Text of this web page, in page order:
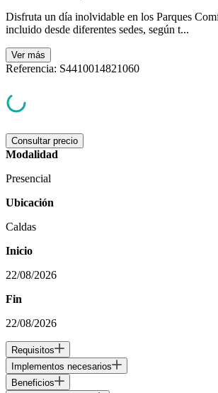
Disfruta un día inolvidable en los Parques
incluido desde diferentes sedes, según t...
Ver más
Referencia: S4410014821060
Consultar precio
Modalidad
Presencial
Ubicación
Caldas
Inicio
22/08/2026
Fin
22/08/2026
Requisitos
Implementos necesarios
Beneficios